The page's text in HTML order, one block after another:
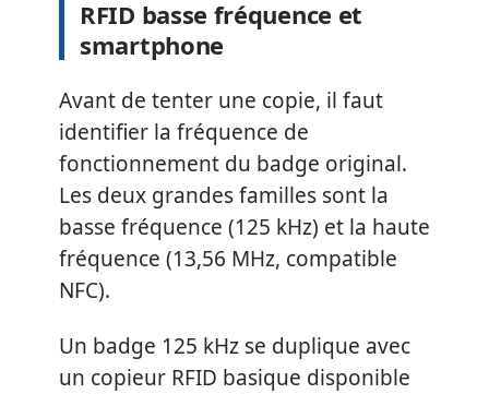
RFID basse fréquence et
smartphone
Avant de tenter une copie, il faut
identifier la fréquence de
fonctionnement du badge original.
Les deux grandes familles sont la
basse fréquence (125 kHz) et la haute
fréquence (13,56 MHz, compatible
NFC).
Un badge 125 kHz se duplique avec
un copieur RFID basique disponible